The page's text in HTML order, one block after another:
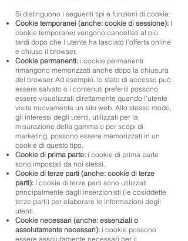
Si distinguono i seguenti tipi e funzioni di cookie:
Cookie temporanei (anche: cookie di sessione): I
cookie temporanei vengono cancellati al più
tardi dopo che l'utente ha lasciato l'offerta online
e chiuso il browser.
Cookie permanenti: i cookie permanenti
rimangono memorizzati anche dopo la chiusura
del browser. Ad esempio, lo stato di accesso può
essere salvato o i contenuti preferiti possono
essere visualizzati direttamente quando l'utente
visita nuovamente un sito web. Allo stesso modo,
gli interessi degli utenti, utilizzati per la
misurazione della gamma o per scopi di
marketing, possono essere memorizzati in un
cookie di questo tipo.
Cookie di prima parte: i cookie di prima parte
sono impostati da noi stessi.
Cookie di terze parti (anche: cookie di terze
parti): I cookie di terze parti sono utilizzati
principalmente dagli inserzionisti (le cosiddette
terze parti) per elaborare le informazioni degli
utenti.
Cookie necessari (anche: essenziali o
assolutamente necessari): i cookie possono
essere assolutamente necessari per il